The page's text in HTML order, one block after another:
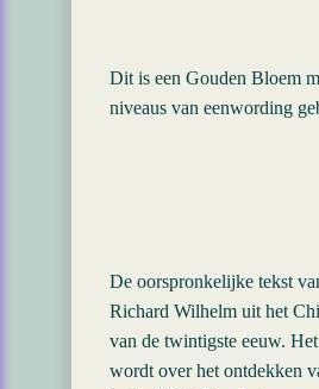
Dit is een Gouden Bloem
niveaus van eenwording
De oorspronkelijke tekst
Richard Wilhelm uit het
van de twintigste eeuw.
wordt over het ontdekken